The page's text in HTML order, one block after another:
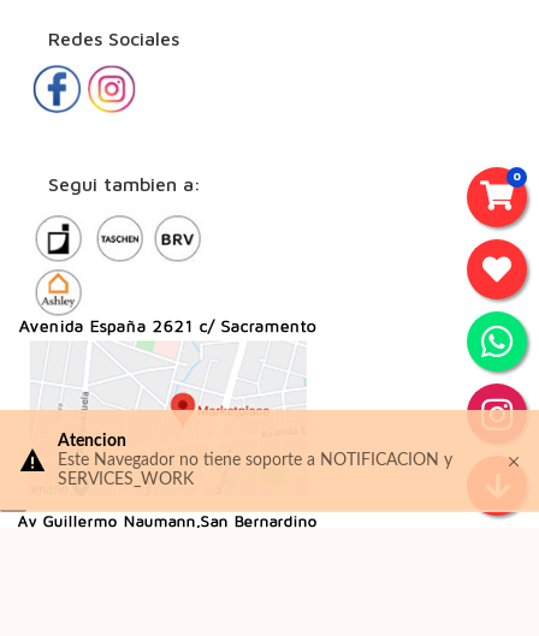
Redes Sociales
Segui tambien a: 0
Atencion
Este Navegador no tiene soporte a NOTIFICACION y
SERVICES_WORK